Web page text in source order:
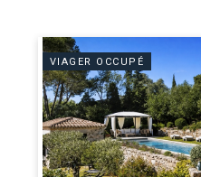
VIAGER OCCUPÉ